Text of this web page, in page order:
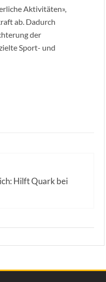
Aktivitäten»,
ab. Dadurch
der
Sport- und
Hilft Quark bei